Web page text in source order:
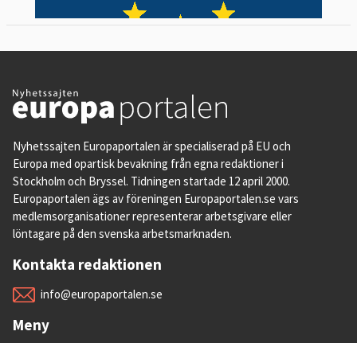
Nyhetssajten Europaportalen är specialiserad på EU och
Europa med opartisk bevakning från egna redaktioner i
Stockholm och Bryssel. Tidningen startade 12 april 2000.
Europaportalen ägs av föreningen Europaportalen.se vars
medlemsorganisationer representerar arbetsgivare eller
löntagare på den svenska arbetsmarknaden.
Kontakta redaktionen
info@europaportalen.se
Meny